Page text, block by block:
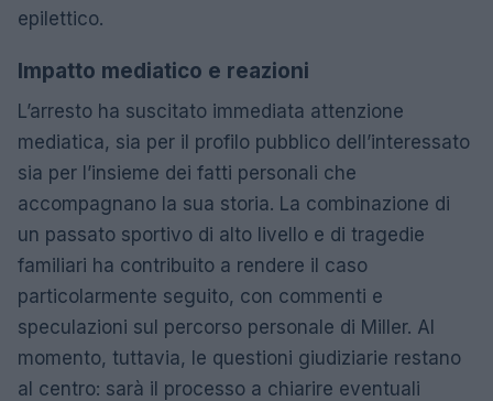
epilettico.
Impatto mediatico e reazioni
L’arresto ha suscitato immediata attenzione
mediatica, sia per il profilo pubblico dell’interessato
sia per l’insieme dei fatti personali che
accompagnano la sua storia. La combinazione di
un passato sportivo di alto livello e di tragedie
familiari ha contribuito a rendere il caso
particolarmente seguito, con commenti e
speculazioni sul percorso personale di Miller. Al
momento, tuttavia, le questioni giudiziarie restano
al centro: sarà il processo a chiarire eventuali